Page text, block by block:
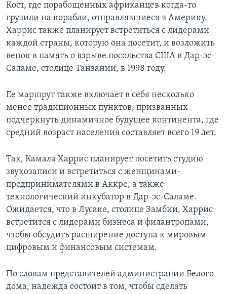
Кост, где порабощенных африканцев когда-то
грузили на корабли, отправлявшиеся в Америку.
Харрис также планирует встретиться с лидерами
каждой страны, которую она посетит, и возложить
венок в память о взрыве посольства США в Дар-эс-
Саламе, столице Танзании, в 1998 году.
Ее маршрут также включает в себя несколько
менее традиционных пунктов, призванных
подчеркнуть динамичное будущее континента, где
средний возраст населения составляет всего 19 лет.
Так, Камала Харрис планирует посетить студию
звукозаписи и встретиться с женщинами-
предпринимателями в Аккре, а также
технологический инкубатор в Дар-эс-Саламе.
Ожидается, что в Лусаке, столице Замбии, Харрис
встретится с лидерами бизнеса и филантропами,
чтобы обсудить расширение доступа к мировым
цифровым и финансовым системам.
По словам представителей администрации Белого
дома, надежда состоит в том, чтобы сделать